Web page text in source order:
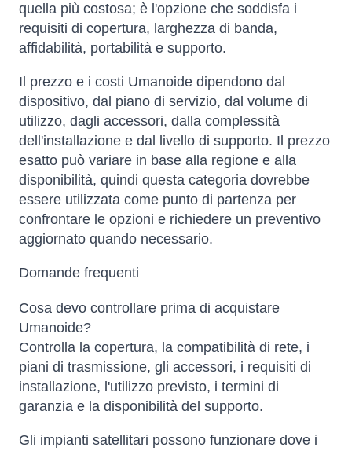
quella più costosa; è l'opzione che soddisfa i
requisiti di copertura, larghezza di banda,
affidabilità, portabilità e supporto.
Il prezzo e i costi Umanoide dipendono dal
dispositivo, dal piano di servizio, dal volume di
utilizzo, dagli accessori, dalla complessità
dell'installazione e dal livello di supporto. Il prezzo
esatto può variare in base alla regione e alla
disponibilità, quindi questa categoria dovrebbe
essere utilizzata come punto di partenza per
confrontare le opzioni e richiedere un preventivo
aggiornato quando necessario.
Domande frequenti
Cosa devo controllare prima di acquistare
Umanoide?
Controlla la copertura, la compatibilità di rete, i
piani di trasmissione, gli accessori, i requisiti di
installazione, l'utilizzo previsto, i termini di
garanzia e la disponibilità del supporto.
Gli impianti satellitari possono funzionare dove i